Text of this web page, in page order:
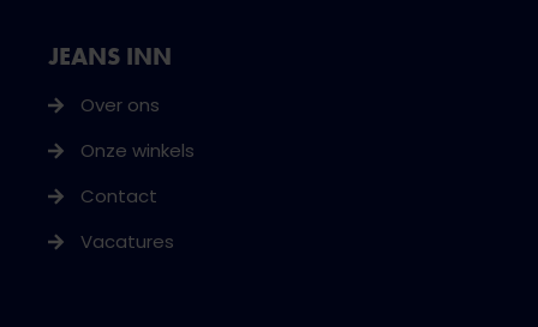
JEANS INN
Over ons
Onze winkels
Contact
Vacatures